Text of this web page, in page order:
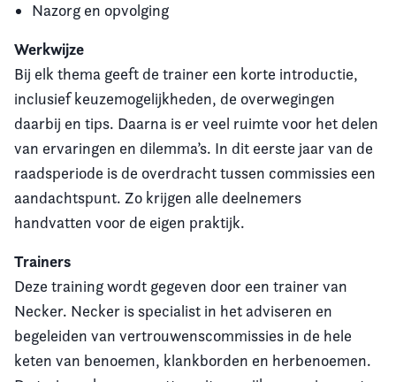
Nazorg en opvolging
Werkwijze
Bij elk thema geeft de trainer een korte introductie,
inclusief keuzemogelijkheden, de overwegingen
daarbij en tips. Daarna is er veel ruimte voor het delen
van ervaringen en dilemma’s. In dit eerste jaar van de
raadsperiode is de overdracht tussen commissies een
aandachtspunt. Zo krijgen alle deelnemers
handvatten voor de eigen praktijk.
Trainers
Deze training wordt gegeven door een trainer van
Necker. Necker is specialist in het adviseren en
begeleiden van vertrouwenscommissies in de hele
keten van benoemen, klankborden en herbenoemen.